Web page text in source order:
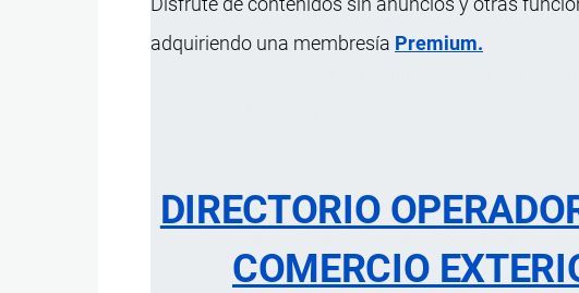
adquiriendo una membresía Premium.
DIRECTORIO
COMERCIO
Envase plástico para alimentos, sin
Característica
Descripción
Color
Base negra; Domo (tapa) transparente.